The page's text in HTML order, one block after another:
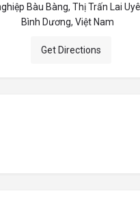
Bàu Bàng, Thị Trấn Lai
Bình Dương, Việt Nam
Get Directions